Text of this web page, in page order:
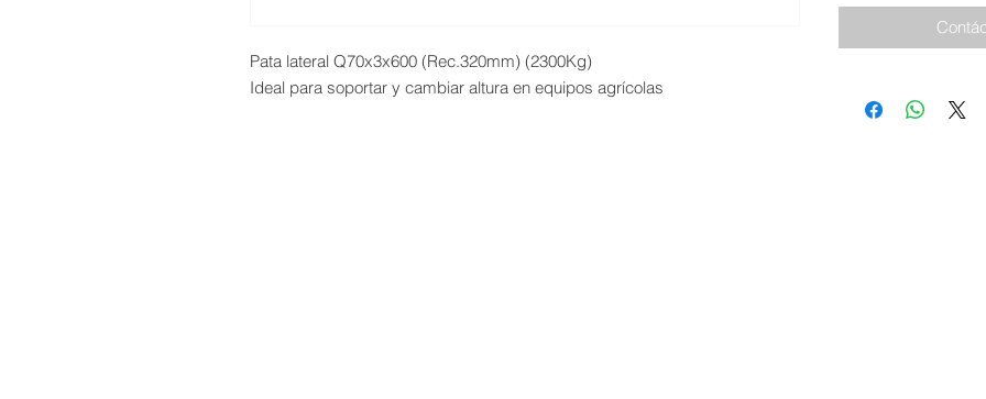
Pata lateral Q70x3x600 (Rec.320mm) (2300Kg)
Ideal para soportar y cambiar altura en equipos agrícolas